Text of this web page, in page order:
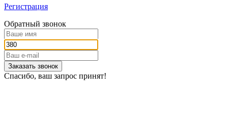
Регистрация
Обратный звонок
Заказать звонок
Спасибо, ваш запрос принят!